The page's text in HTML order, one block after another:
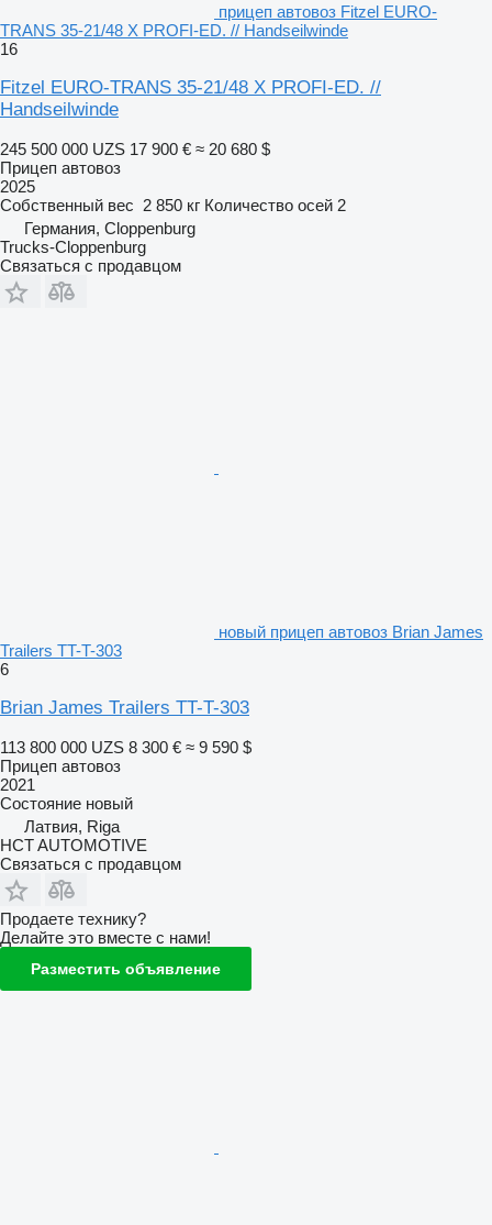
прицеп автовоз Fitzel EURO-
TRANS 35-21/48 X PROFI-ED. // Handseilwinde
16
Fitzel EURO-TRANS 35-21/48 X PROFI-ED. //
Handseilwinde
245 500 000 UZS 17 900 € ≈ 20 680 $
Прицеп автовоз
2025
Собственный вес 2 850 кг Количество осей 2
Германия, Cloppenburg
Trucks-Cloppenburg
Связаться с продавцом
новый прицеп автовоз Brian James
Trailers TT-T-303
6
Brian James Trailers TT-T-303
113 800 000 UZS 8 300 € ≈ 9 590 $
Прицеп автовоз
2021
Состояние новый
Латвия, Riga
HCT AUTOMOTIVE
Связаться с продавцом
Продаете технику?
Делайте это вместе с нами!
Разместить объявление